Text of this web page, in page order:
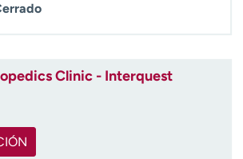
Clinic - Interquest